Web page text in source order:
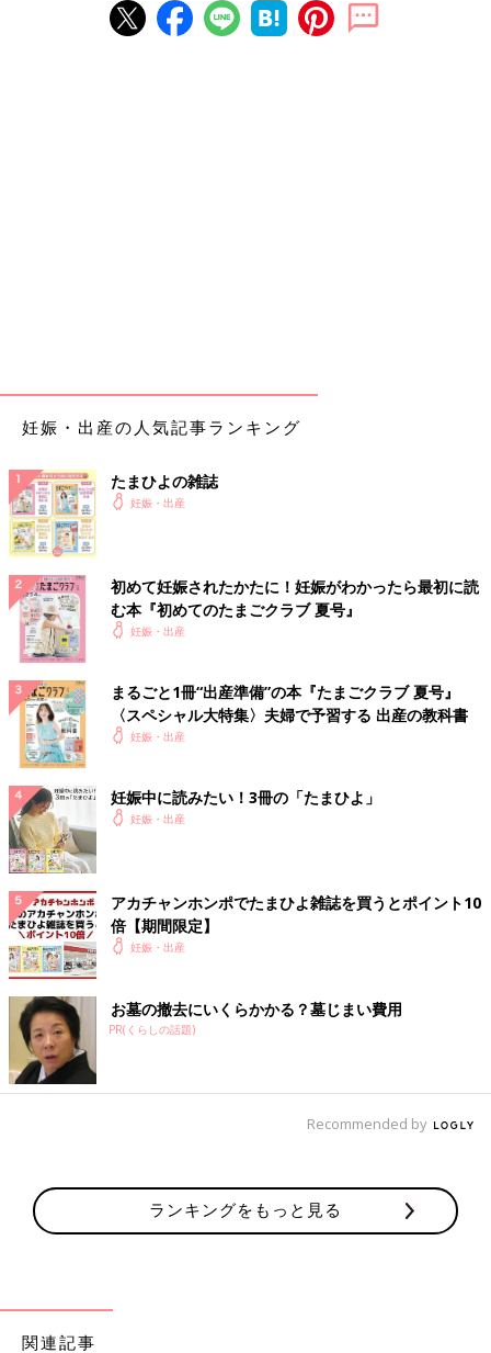
タボチャン妊娠中に通っていた病院は大阪でしたが、福岡に引っ
越したため新たに探す必要がありました。
今回も岡山で 里帰り出産
の予定なので、健診のみで通うつもりで
したが、
・評価が良い
・家から遠くない
を基準に探しました。もしトラブルで里帰りできませんってなっ
たとき、無痛分娩の選択肢がないと辛いので…
（編集部注：里帰り出産の予定を途中で変更する場合、
で通っている施設が出産を受け入れてくれるとは限らないので、
事前に確認しておきましょう。）
妊娠・出産の人気記事ランキング
たまひよの雑誌
妊娠・出産
初めて妊娠されたかたに！妊娠がわかったら最初に読
む本『初めてのたまごクラブ 夏号』
妊娠・出産
まるごと1冊“出産準備”の本『たまごクラブ 夏号』
〈スペシャル大特集〉夫婦で予習する 出産の教科書
妊娠・出産
妊娠中に読みたい！3冊の「たまひよ」
妊娠・出産
アカチャンホンポでたまひよ雑誌を買うとポイント10
倍【期間限定】
妊娠・出産
お墓の撤去にいくらかかる？墓じまい費用
PR(くらしの話題)
Recommended by
ランキングをもっと見る
関連記事